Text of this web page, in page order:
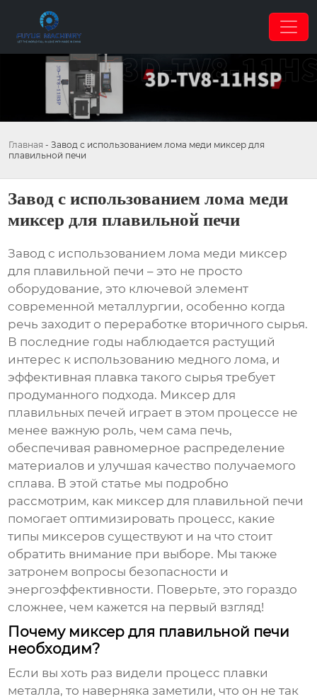
Главная - Завод с использованием лома меди миксер для
плавильной печи
Завод с использованием лома меди
миксер для плавильной печи
Завод с использованием лома меди миксер
для плавильной печи – это не просто
оборудование, это ключевой элемент
современной металлургии, особенно когда
речь заходит о переработке вторичного сырья.
В последние годы наблюдается растущий
интерес к использованию медного лома, и
эффективная плавка такого сырья требует
продуманного подхода. Миксер для
плавильных печей играет в этом процессе не
менее важную роль, чем сама печь,
обеспечивая равномерное распределение
материалов и улучшая качество получаемого
сплава. В этой статье мы подробно
рассмотрим, как миксер для плавильной печи
помогает оптимизировать процесс, какие
типы миксеров существуют и на что стоит
обратить внимание при выборе. Мы также
затронем вопросы безопасности и
энергоэффективности. Поверьте, это гораздо
сложнее, чем кажется на первый взгляд!
Почему миксер для плавильной печи
необходим?
Если вы хоть раз видели процесс плавки
металла, то наверняка заметили, что он не так